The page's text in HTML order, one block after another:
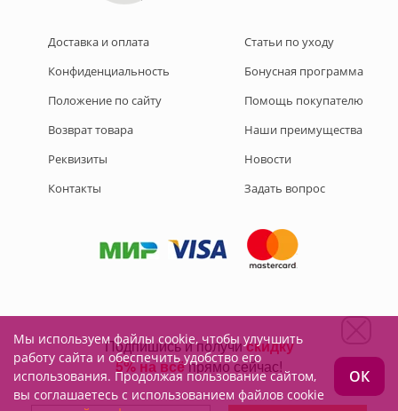
Доставка и оплата
Конфиденциальность
Положение по сайту
Возврат товара
Реквизиты
Контакты
Статьи по уходу
Бонусная программа
Помощь покупателю
Наши преимущества
Новости
Задать вопрос
Подписывайтесь на нас:
Мы используем файлы cookie, чтобы улучшить
работу сайта и обеспечить удобство его
использования. Продолжая пользование сайтом,
вы соглашаетесь с использованием файлов cookie
ОК